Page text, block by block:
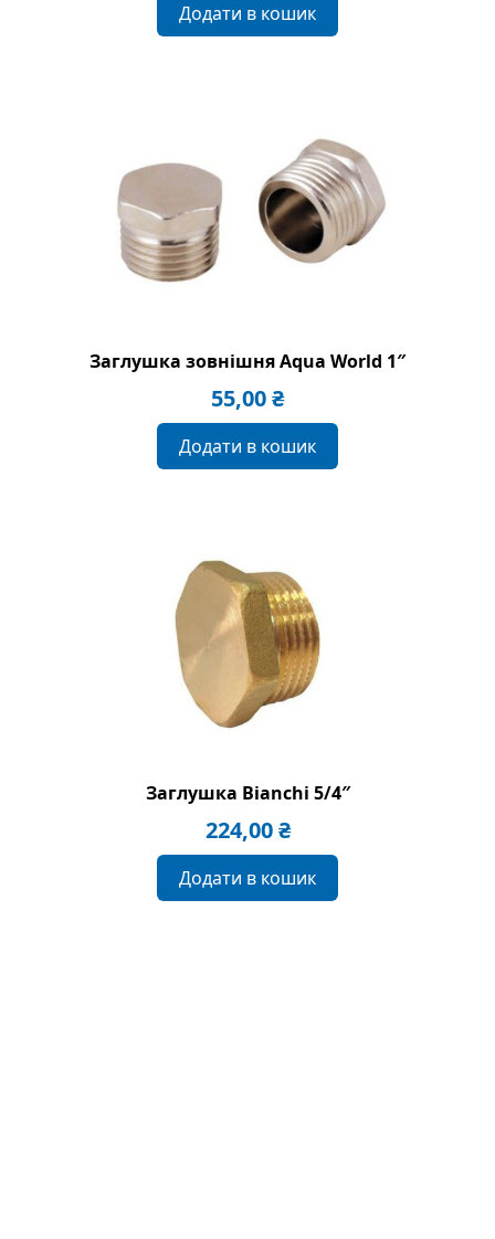
Додати в кошик
Заглушка зовнішня Aqua World 1″
55,00₴
Додати в кошик
Заглушка Bianchi 5/4″
224,00₴
Додати в кошик